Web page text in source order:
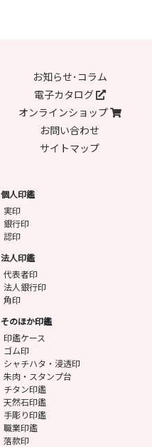
お知らせ･コラム
電子カタログ
オンラインショップ
お問い合わせ
サイトマップ
個人印鑑
実印
銀行印
認印
法人印鑑
代表者印
法人銀行印
角印
そのほか印鑑
印鑑ケース
ゴム印
シャチハタ・浸透印
朱肉・スタンプ台
チタン印鑑
天然石印鑑
手彫り印鑑
職業印鑑
落款印